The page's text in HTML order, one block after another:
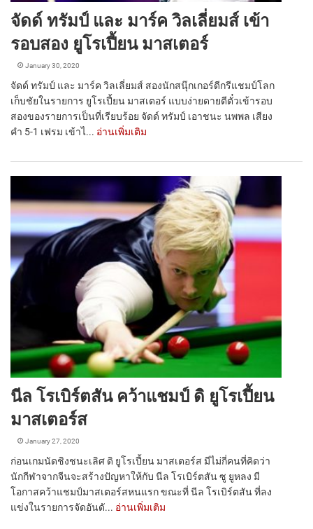
จัดด์ ทรัมป์ และ มาร์ค วิลเลี่ยมส์ เข้า
รอบสอง ยูโรเปี้ยน มาสเตอร์
January 30, 2020
จัดด์ ทรัมป์ และ มาร์ค วิลเลี่ยมส์ สองนักสนุ๊กเกอร์ดีกรีแชมป์โลก
เก็บชัยในรายการ ยูโรเปี้ยน มาสเตอร์ แบบง่ายดายตีตั๋วเข้ารอบ
สองของรายการเป็นที่เรียบร้อย จัดด์ ทรัมป์ เอาชนะ นพพล เสียง
คำ 5-1 เฟรม เข้าไ... อ่านเพิ่มเติม
นีล โรเบิร์ตสัน คว้าแชมป์ ดิ ยูโรเปี้ยน
มาสเตอร์ส
January 27, 2020
ก่อนเกมนัดชิงชนะเลิศ ดิ ยูโรเปี้ยน มาสเตอร์ส มีไม่กี่คนที่คิดว่า
นักกีฬาจากจีนจะสร้างปัญหาให้กับ นีล โรเบิร์ตสัน ซู ยูหลง มี
โอกาสคว้าแชมป์มาสเตอร์สหนแรก ขณะที่ นีล โรเบิร์ตสัน ที่ลง
แข่งในรายการจัดอันดั... อ่านเพิ่มเติม